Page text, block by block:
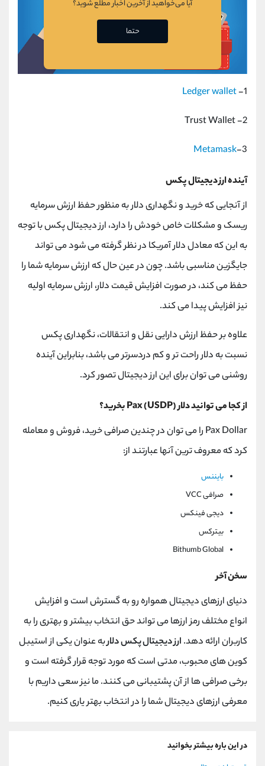
1-
Ledger wallet
2- Trust Wallet
3-
Metamask
آینده ارز دیجیتال پکس
از آنجایی که خرید و نگهداری دلار به منظور حفظ ارزش سرمایه
ریسک و مشکلات خاص خودش را دارد، ارز دیجیتال پکس با توجه
به این که معادل دلار آمریکا در نظر گرفته می شود می تواند
جایگزین مناسبی باشد. چون در عین حال که ارزش سرمایه شما را
حفظ می کند، در صورت افزایش قیمت دلار، ارزش سرمایه اولیه
نیز افزایش پیدا می کند.
علاوه بر حفظ ارزش دارایی نقل و انتقالات، نگهداری پکس
نسبت به دلار راحت تر و کم دردسرتر می باشد، بنابراین آینده
روشنی می توان برای این ارز دیجیتال تصور کرد.
از کجا می توانید دلار Pax (USDP) بخرید؟
Pax Dollar را می توان در چندین صرافی خرید، فروش و معامله
کرد که معروف ترین آنها عبارتند از:
بایننس
صرافی VCC
دیجی فینکس
بیترکس
Bithumb Global
سخن آخر
دنیای ارزهای دیجیتال همواره رو به گسترش است و افزایش
انواع مختلف رمز ارزها می تواند حق انتخاب بیشتر و بهتری را به
کاربران ارائه دهد. ارز دیجیتال پکس دلاربه عنوان یکی از استیبل
کوین های محبوب، مدتی است که مورد توجه قرار گرفته است و
برخی صرافی ها از آن پشتیبانی می کنند. ما نیز سعی داریم با
معرفی ارزهای دیجیتال شما را در انتخاب بهتر یاری کنیم.
در این باره بیشتر بخوانید
آیا می‌خواهید از آخرین اخبار مطلع شوید؟
حتما